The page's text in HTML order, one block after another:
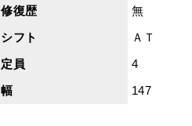
修復歴
無
シフト
ＡＴ
定員
4
幅 147